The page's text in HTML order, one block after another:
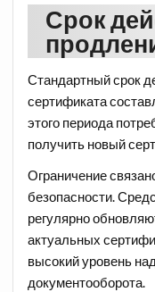
Срок
Стандартный срок
сертификата
этого периода
получить новый
Ограничение
безопасности.
регулярно
актуальных
высокий уровень
документооборота.